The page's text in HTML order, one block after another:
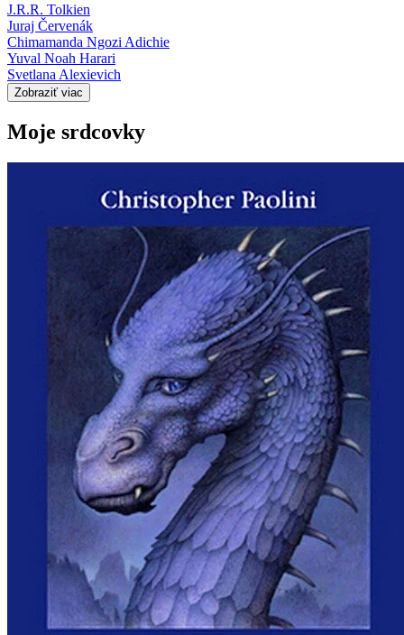
J.R.R. Tolkien
Juraj Červenák
Chimamanda Ngozi Adichie
Yuval Noah Harari
Svetlana Alexievich
Zobraziť viac
Moje srdcovky